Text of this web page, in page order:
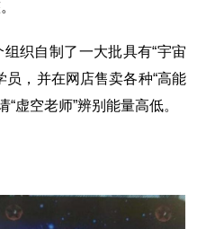
组织自制了一大批具有“宇宙
员，并在网店售卖各种“高能
虚空老师”辨别能量高低。